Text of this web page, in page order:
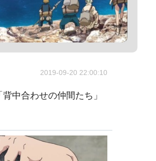
2019-09-20 22:00:10
中合わせの仲間たち」